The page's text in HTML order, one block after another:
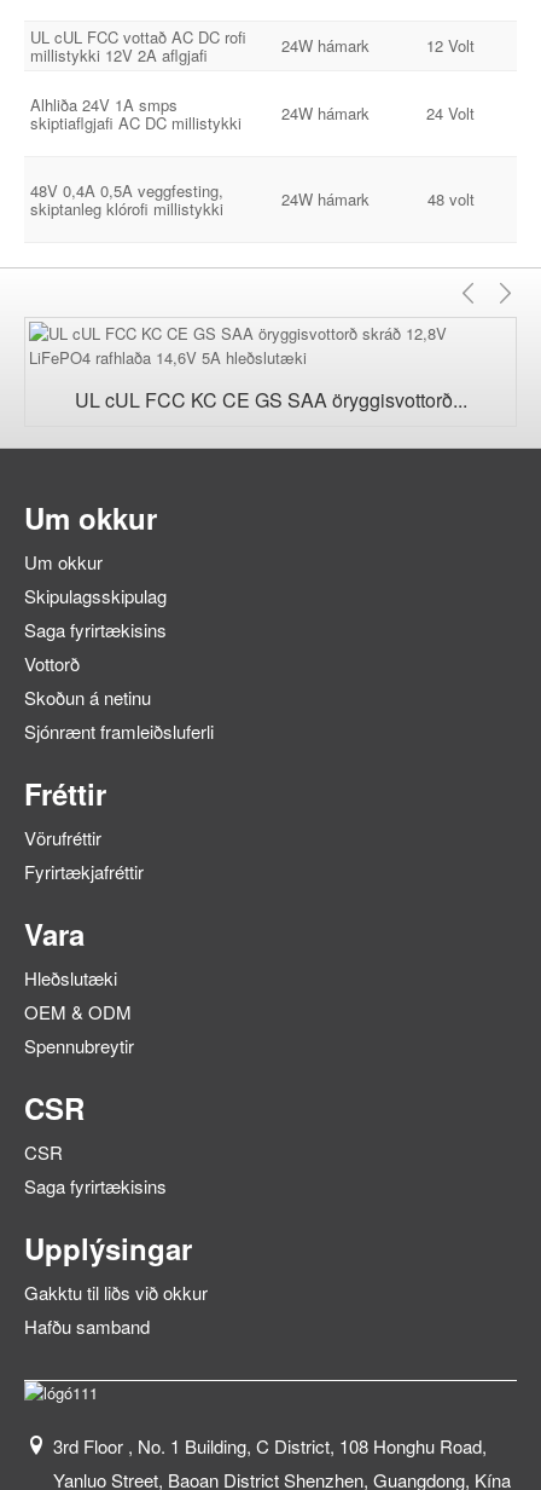
UL cUL FCC vottað AC DC rofi
millistykki 12V 2A aflgjafi 24W hámark 12 Volt
Alhliða 24V 1A smps
skiptiaflgjafi AC DC millistykki 24W hámark 24 Volt
48V 0,4A 0,5A veggfesting,
skiptanleg klórofi millistykki 24W hámark 48 volt
Fyrri
UL cUL FCC KC CE GS SAA öryggisvottorð...
Um okkur
Um okkur
Skipulagsskipulag
Saga fyrirtækisins
Vottorð
Skoðun á netinu
Sjónrænt framleiðsluferli
Fréttir
Vörufréttir
Fyrirtækjafréttir
Vara
Hleðslutæki
OEM & ODM
Spennubreytir
CSR
CSR
Saga fyrirtækisins
Upplýsingar
Gakktu til liðs við okkur
Hafðu samband
3rd Floor , No. 1 Building, C District, 108 Honghu Road,
Yanluo Street, Baoan District Shenzhen, Guangdong, Kína